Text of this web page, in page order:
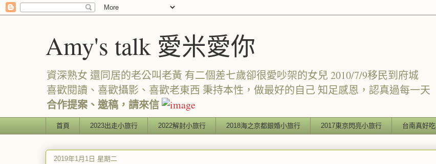
Amy's talk 愛米愛你
資深熟女 還同居的老公叫老黃 有二個差七歲卻很愛吵架的女兒 2010/7/9移民到府城
喜歡閱讀、喜歡攝影、喜歡老東西 秉持本性，做最好的自己 知足感恩，認真過每一天
合作提案、邀稿，請來信
首頁 2023出走小旅行 2022解封小旅行 2018海之京都銀婚小旅行 2017東京閃亮小旅行 台南真好吃
2019年1月1日 星期二